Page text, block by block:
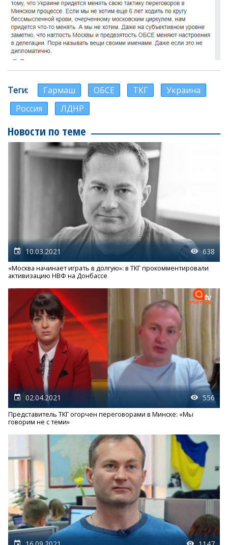
Теги Гармаш ОБСЕ ТКГ
Украина
Россия
ЛДНР
Новости по теме
10.03.2021 638
«Москва начинает играть в долгую»: в ТКГ прокомментировали
активизацию НВФ на Донбассе
02.04.2021 556
Представитель ТКГ огорчен переговорами в Минске: «Мы
говорим не с теми»